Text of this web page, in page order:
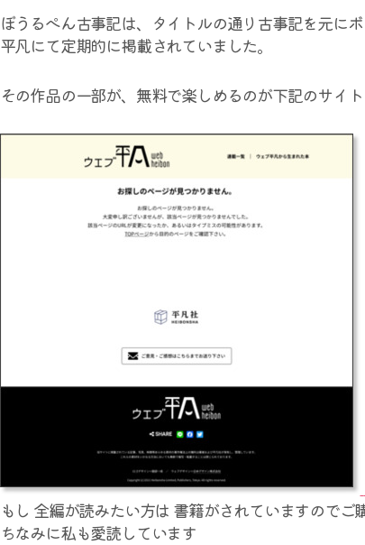
ぼうるぺん古事記は、タイトルの通り古事記を元に
平凡にて定期的に掲載されていました。
その作品の一部が、無料で楽しめるのが下記のサイト
もし 全編が読みたい方は 書籍がされていますのでご
ちなみに私も愛読しています